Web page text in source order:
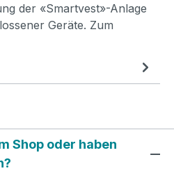
der «Smartvest»-Anlage
Geräte. Zum
Shop oder haben